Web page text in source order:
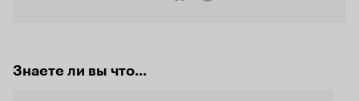
Знаете ли вы что...